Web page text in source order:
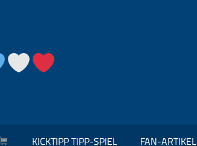
KICKTIPP TIPP-SPIEL FAN-ARTIKEL